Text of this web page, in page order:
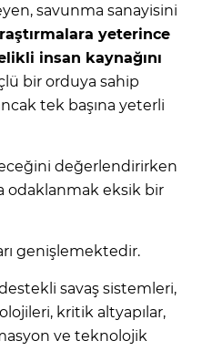
savunma sanayisini
yeterince
insan kaynağını
bir orduya sahip
tek başına yeterli
değerlendirirken
odaklanmak eksik bir
genişlemektedir.
destekli savaş sistemleri,
kritik altyapılar,
ve teknolojik